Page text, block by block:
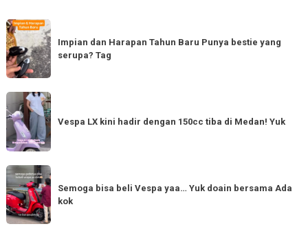
Impian
dan
Harapan
Tahun
Baru
Punya
bestie
yang
Tag
Impian dan Harapan Tahun Baru Punya bestie yang
serupa? Tag
Vespa
LX
kini
hadir
dengan
150cc
tiba
di
Vespa LX kini hadir dengan 150cc tiba di Medan! Yuk
Semoga
bisa
beli
Vespa
Semoga bisa beli Vespa yaa… Yuk doain bersama Ada
kok